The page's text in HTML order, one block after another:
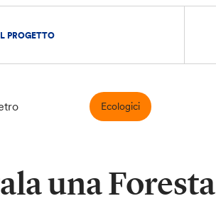
PROGETTO
Ecologici
una Foresta